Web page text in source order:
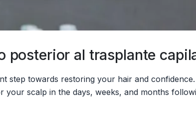
posterior al trasplante
step towards restoring your hair and
scalp in the days, weeks, and months